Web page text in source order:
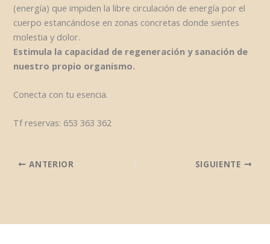
(energía) que impiden la libre circulación de energía por el
cuerpo estancándose en zonas concretas donde sientes
molestia y dolor.
Estimula la capacidad de regeneración y sanación de
nuestro propio organismo.
Conecta con tu esencia.
Tf reservas: 653 363 362
ANTERIOR SIGUIENTE